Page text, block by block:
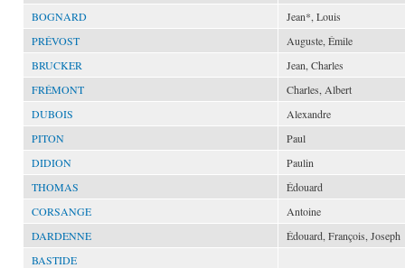
BOGNARD
Jean*, Louis
PRÉVOST
Auguste, Émile
BRUCKER
Jean, Charles
FRÉMONT
Charles, Albert
DUBOIS
Alexandre
PITON
Paul
DIDION
Paulin
THOMAS
Édouard
CORSANGE
Antoine
DARDENNE
Édouard, François, Joseph
BASTIDE